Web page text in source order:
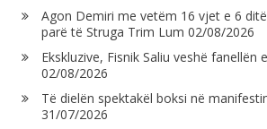
Agon Demiri me vetëm 16 vjet e 6
parë të Struga Trim Lum 02/08/2026
Ekskluzive, Fisnik Saliu veshë fanellën
02/08/2026
Të dielën spektakël boksi në
31/07/2026